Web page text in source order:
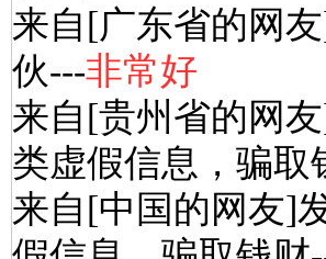
来自[广东省的网
伙---非常好
来自[贵州省的网
类虚假信息，骗取
来自[中国的网友]